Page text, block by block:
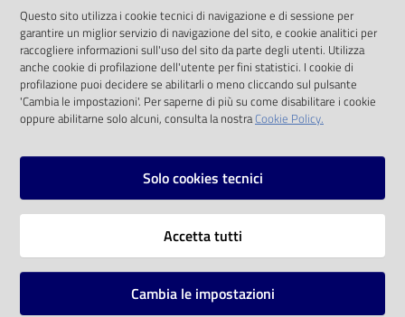
Eventi
Chiedi al
bibliotecario
Avvisi
solo alle condizioni previste dalla direttiva
comunitaria 2003/98/CE e dal d.lgs. 36/2006
SOCIAL
Instagram
Vai alla pagina
Questo sito utilizza i cookie tecnici di navigazione e di sessione per
garantire un miglior servizio di navigazione del sito, e cookie analitici per
raccogliere informazioni sull'uso del sito da parte degli utenti. Utilizza
anche cookie di profilazione dell'utente per fini statistici. I cookie di
profilazione puoi decidere se abilitarli o meno cliccando sul pulsante
'Cambia le impostazioni'. Per saperne di più su come disabilitare i cookie
oppure abilitarne solo alcuni, consulta la nostraCookie Policy.
Solo cookies tecnici
Accetta tutti
Cambia le impostazioni